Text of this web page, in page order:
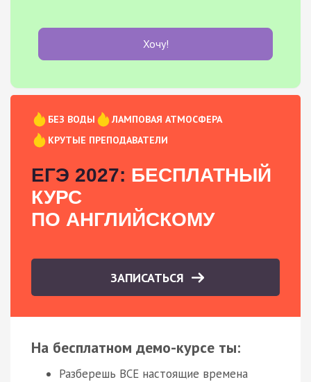
Хочу!
БЕЗ ВОДЫ
ЛАМПОВАЯ АТМОСФЕРА
КРУТЫЕ ПРЕПОДАВАТЕЛИ
ЕГЭ 2027: БЕСПЛАТНЫЙ
КУРС
ПО АНГЛИЙСКОМУ
ЗАПИСАТЬСЯ
На бесплатном демо-курсе ты:
Разберешь ВСЕ настоящие времена